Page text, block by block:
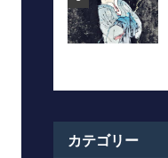
カテゴリー